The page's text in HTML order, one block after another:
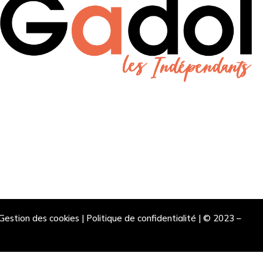
des cookies | Politique de confidentialité |© 2023 –